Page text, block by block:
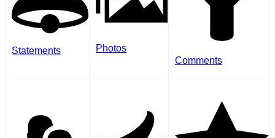
Statements
Photos
Comments